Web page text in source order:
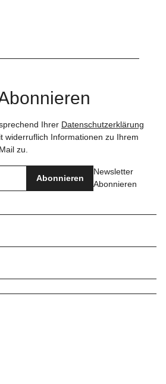
Ihrer Datenschutzerklärung
widerruflich Informationen zu Ihrem
zu.
Abonnieren
Newsletter
Abonnieren